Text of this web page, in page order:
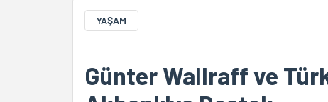
YAŞAM
Günter Wallraff ve